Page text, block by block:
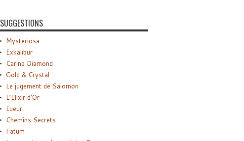
SUGGESTIONS
Mysteriosa
Exkalibur
Carine Diamond
Gold & Crystal
Le jugement de Salomon
L’Elixir d’Or
Lueur
Chemins Secrets
Fatum